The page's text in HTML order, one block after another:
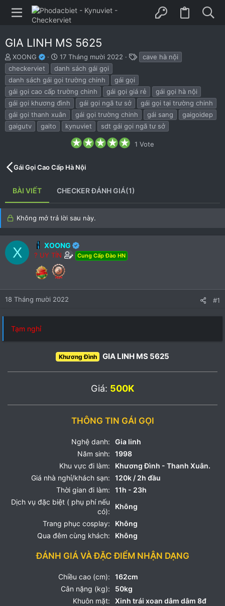
GIA LINH MS 5625
B
ắ
t
đ
ầ
u
XOONG
N
g
à
y
b
ắ
t
đ
17 Tháng mười 2022
h
cave hà nội
checkerviet
danh sách gái gọi
danh sách gái gọi trường chinh
gái gọi
gái gọi cao cấp trường chinh
gái gọi giá rẻ
gái gọi hà nội
gái gọi khương đình
gái gọi ngã tư sở
gái gọi tại trường chinh
gái gọi thanh xuân
gái gọi trường chinh gái sang
gaigoidep
gaigutv
gaito kynuviet sdt gái gọi ngã tư sở
5
a
r
(
1 Vote
Gái Gọi Cao Cấp Hà Nội
BÀI VIẾT CHECKER ĐÁNH GIÁ(1)
Không mở trả lời sau này.
X XOONG
? UY TÍN Cung Cấp Đào HN
18 Tháng mười 2022 #1
Tạm nghỉ
Khương Đình GIA LINH MS 5625
Giá: 500K
THÔNG TIN GÁI GỌI
Nghệ danh:
Gia linh
Năm sinh:
1998
Khu vực đi làm:
Khương Đình - Thanh Xuân.
Giá nhà nghỉ/khách sạn:
120k / 2h đầu
Thời gian đi làm:
11h - 23h
Dịch vụ đặc biệt ( phụ phí nếu
có):
Không
Trang phục cosplay:
Không
Qua đêm cùng khách:
Không
ĐÁNH GIÁ VÀ ĐẶC ĐIỂM NHẬN DẠNG
Chiều cao (cm):
162cm
Cân nặng (kg):
50kg
Khuôn mặt:
Xinh trái xoan dâm dâm 8đ